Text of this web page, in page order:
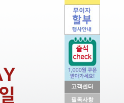
고객센터
필독사항